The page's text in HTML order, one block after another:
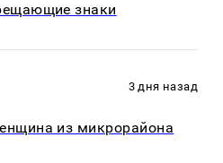
знаки
3 дня назад
из микрорайона